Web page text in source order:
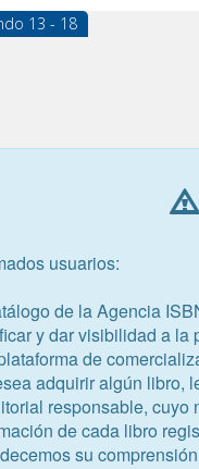
13 - 18
usuarios:
de la Agencia
y dar visibilidad a la
de
adquirir algún libro,
responsable, cuyo
de cada libro
su